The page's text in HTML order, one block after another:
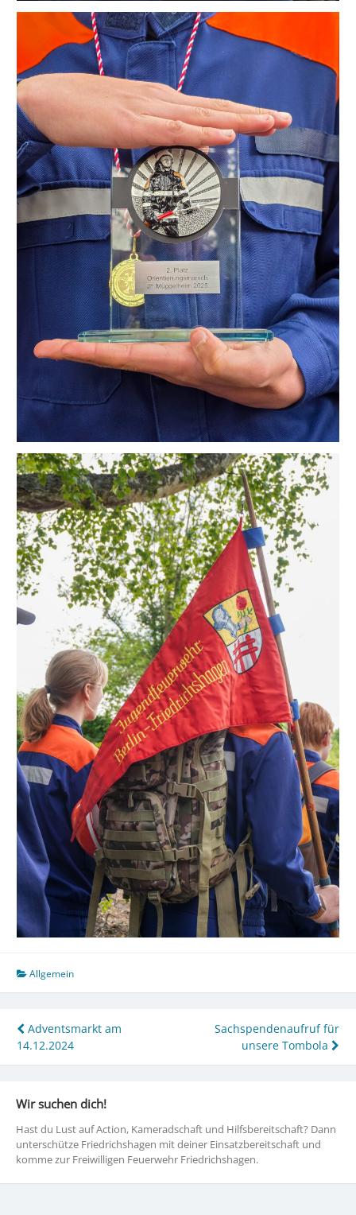
Allgemein
Beitragsnavigation
Adventsmarkt am
14.12.2024
Sachspendenaufruf für
unsere Tombola
Wir suchen dich!
Hast du Lust auf Action, Kameradschaft und Hilfsbereitschaft? Dann
unterschütze Friedrichshagen mit deiner Einsatzbereitschaft und
komme zur Freiwilligen Feuerwehr Friedrichshagen.